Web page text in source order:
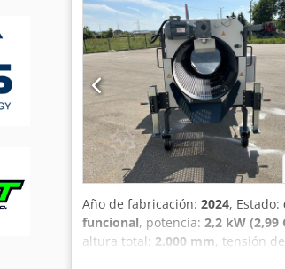
arena, ayudando a las empresas
Características principales:
eficiencia - Amplia superficie de
de acero robusta: para
(cargadoras sobre ruedas y
técnicos: - Ancho (B): 3,62 m -
Superficie de cribado: 12,8 m² -
máximo de cucharón: 3,0 m -
Año de fabricación: 2024, Estado:
funcional, potencia: 2,2 kW (2,99
altura total: 2.000 mm, tensión